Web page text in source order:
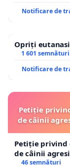
Notificare de
Opriți
1 601 semnături
Notificare de
Petiție
de câinii
Petiție privind
de câinii
46 semnături